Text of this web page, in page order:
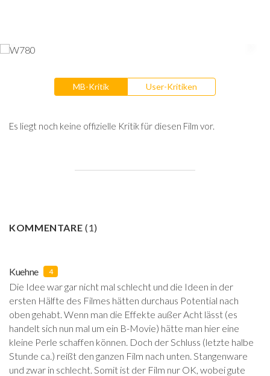
MB-Kritik User-Kritiken
Es liegt noch keine offizielle Kritik für diesen Film vor.
KOMMENTARE(1)
Kuehne 4
Die Idee war gar nicht mal schlecht und die Ideen in der
ersten Hälfte des Filmes hätten durchaus Potential nach
oben gehabt. Wenn man die Effekte außer Acht lässt (es
handelt sich nun mal um ein B-Movie) hätte man hier eine
kleine Perle schaffen können. Doch der Schluss (letzte halbe
Stunde ca.) reißt den ganzen Film nach unten. Stangenware
und zwar in schlecht. Somit ist der Film nur OK, wobei gute